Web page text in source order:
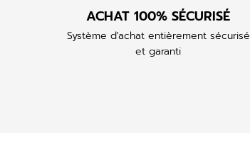
ACHAT 100% SÉCURISÉ
Système d'achat entièrement sécurisé
et garanti